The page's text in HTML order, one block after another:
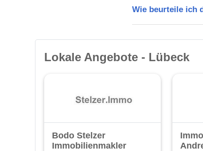
Wie beurteile ich
Lokale Angebote - Lübeck
Bodo Stelzer
Immobilienmakler